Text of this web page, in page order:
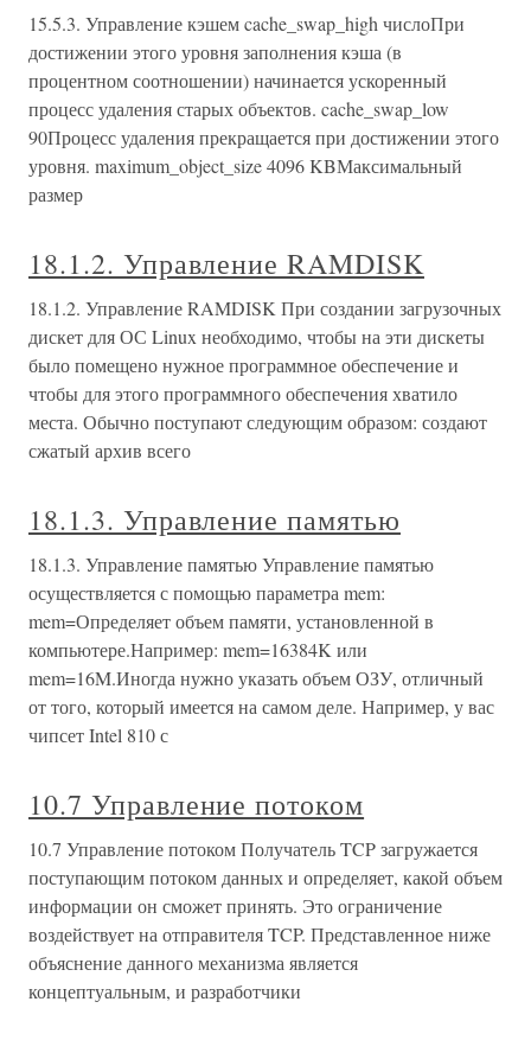
15.5.3. Управление кэшем cache_swap_high числоПри
достижении этого уровня заполнения кэша (в
процентном соотношении) начинается ускоренный
процесс удаления старых объектов. cache_swap_low
90Процесс удаления прекращается при достижении этого
уровня. maximum_object_size 4096 KBМаксимальный
размер
18.1.2. Управление RAMDISK
18.1.2. Управление RAMDISK При создании загрузочных
дискет для ОС Linux необходимо, чтобы на эти дискеты
было помещено нужное программное обеспечение и
чтобы для этого программного обеспечения хватило
места. Обычно поступают следующим образом: создают
сжатый архив всего
18.1.3. Управление памятью
18.1.3. Управление памятью Управление памятью
осуществляется с помощью параметра mem:
mem=Определяет объем памяти, установленной в
компьютере.Например: mem=16384K или
mem=16M.Иногда нужно указать объем ОЗУ, отличный
от того, который имеется на самом деле. Например, у вас
чипсет Intel 810 с
10.7 Управление потоком
10.7 Управление потоком Получатель TCP загружается
поступающим потоком данных и определяет, какой объем
информации он сможет принять. Это ограничение
воздействует на отправителя TCP. Представленное ниже
объяснение данного механизма является
концептуальным, и разработчики